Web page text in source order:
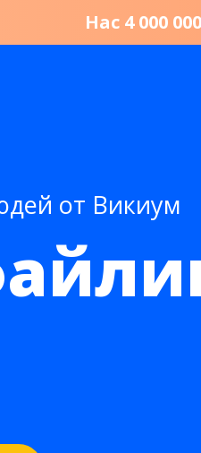
Нас 4 000
от Викиум